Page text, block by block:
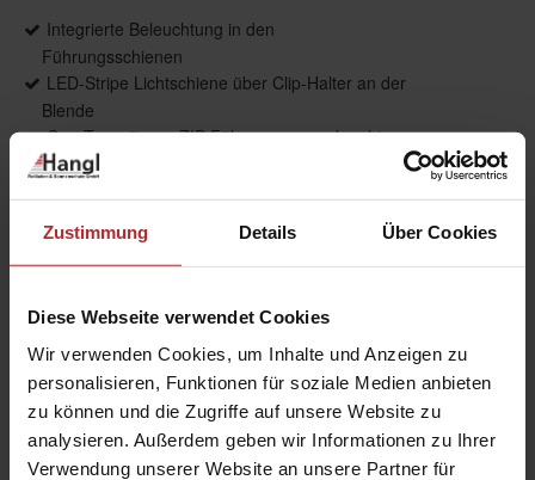
Zustimmung Details Über Cookies
Diese Webseite verwendet Cookies
Wir verwenden Cookies, um Inhalte und Anzeigen zu
personalisieren, Funktionen für soziale Medien anbieten
zu können und die Zugriffe auf unsere Website zu
analysieren. Außerdem geben wir Informationen zu Ihrer
Verwendung unserer Website an unsere Partner für
Integrierte Beleuchtung in den
Führungsschienen
LED-Stripe Lichtschiene über Clip-Halter an der
Blende
GranTex mit easyZIP-Führung zur senkrechten
Verschattung für große Breiten und filigranem
senkrechten Verschattung
PVC-Sichtfenster
Spannrahmen
Steckdose
Weitere Informationen zu
Ausstattungsextras Perea Pergola-
Markisen